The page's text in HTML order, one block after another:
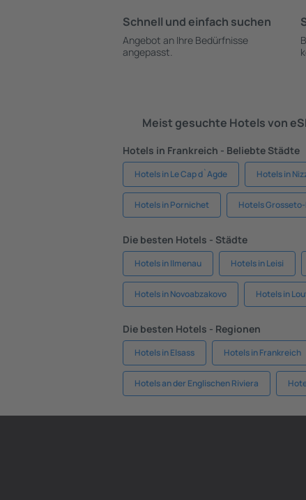
Schnell und einfach suchen
Angebot an Ihre Bedürfnisse
angepasst.
Meist gesuchte Hotels von
Hotels in Frankreich - Beliebte Städte
Hotels in Le Cap d`Agde Hotels in
Hotels in Pornichet Hotels
Die besten Hotels - Städte
Hotels in Ilmenau Hotels in Leisi
Hotels in Novoabzakovo Hotels in
Die besten Hotels - Regionen
Hotels in Elsass Hotels in Frankreich
Hotels an der Englischen Riviera